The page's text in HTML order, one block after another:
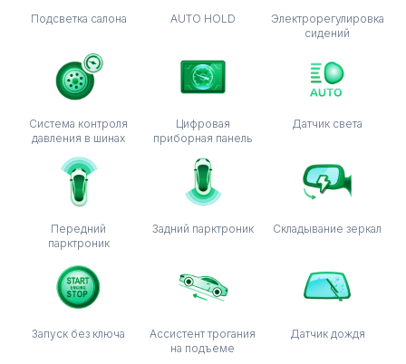
Подсветка салона AUTO HOLD
Электрорегулировка
сидений
Система контроля
давления в шинах
Цифровая
приборная панель
Датчик света
Передний
парктроник
Задний парктроник Складывание зеркал
Запуск без ключа
Ассистент трогания
на подъеме
Датчик дождя